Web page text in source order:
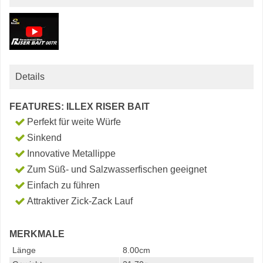
Details
FEATURES: ILLEX RISER BAIT
Perfekt für weite Würfe
Sinkend
Innovative Metallippe
Zum Süß- und Salzwasserfischen geeignet
Einfach zu führen
Attraktiver Zick-Zack Lauf
MERKMALE
Länge
8.00cm